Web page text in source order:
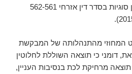
חג'וג' (5.8.2010); אורי גורן סוגיות בסדר דין אזרחי 562-561
המחוזי מהתנהלותה של המבקשת
דומני כי תוצאה השוללת לחלוטין
מרחיקת לכת בנסיבות העניין,